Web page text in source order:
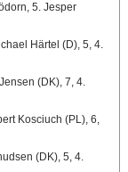
5. Jesper
Härtel (D), 5, 4.
(DK), 7, 4.
Kosciuch (PL), 6,
(DK), 5, 4.